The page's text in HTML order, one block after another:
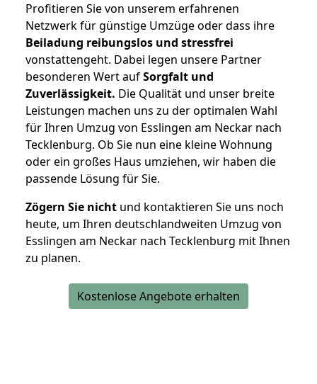
Profitieren Sie von unserem erfahrenen
Netzwerk für günstige Umzüge oder dass ihre
Beiladung reibungslos und stressfrei
vonstattengeht. Dabei legen unsere Partner
besonderen Wert aufSorgfalt und
Zuverlässigkeit. Die Qualität und unser breite
Leistungen machen uns zu der optimalen Wahl
für Ihren Umzug von Esslingen am Neckar nach
Tecklenburg. Ob Sie nun eine kleine Wohnung
oder ein großes Haus umziehen, wir haben die
passende Lösung für Sie.
Zögern Sie nicht und kontaktieren Sie uns noch
heute, um Ihren deutschlandweiten Umzug von
Esslingen am Neckar nach Tecklenburg mit Ihnen
zu planen.
Kostenlose Angebote erhalten